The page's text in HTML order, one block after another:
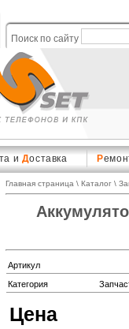
Поиск по сайту
и Доставка Р
Главная страница \ Каталог\
Артикул
Категория
Цена